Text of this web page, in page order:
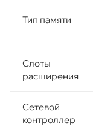
Тип памяти
Слоты
расширения
Сетевой
контроллер